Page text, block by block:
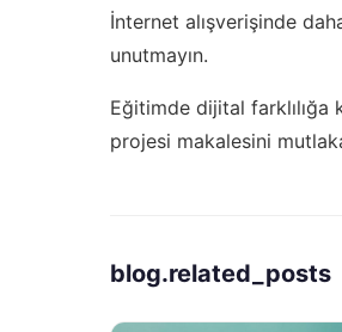
İnternet alışverişinde
unutmayın.
Eğitimde dijital farklılığa
projesi makalesini
blog.related_posts